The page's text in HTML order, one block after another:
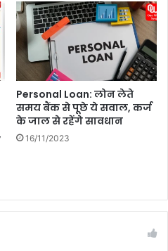
Personal Loan: लोन लेते
समय बैंक से पूछे ये सवाल, कर्ज
के जाल से रहेंगे सावधान
16/11/2023